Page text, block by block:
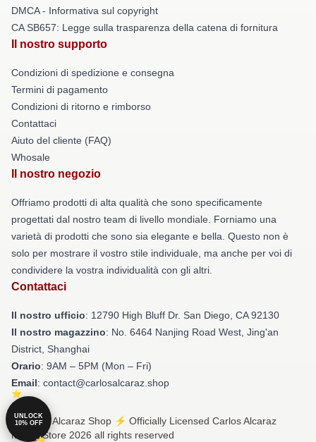
DMCA - Informativa sul copyright
CA SB657: Legge sulla trasparenza della catena di fornitura
Il nostro supporto
Condizioni di spedizione e consegna
Termini di pagamento
Condizioni di ritorno e rimborso
Contattaci
Aiuto del cliente (FAQ)
Whosale
Il nostro negozio
Offriamo prodotti di alta qualità che sono specificamente
progettati dal nostro team di livello mondiale. Forniamo una
varietà di prodotti che sono sia elegante e bella. Questo non è
solo per mostrare il vostro stile individuale, ma anche per voi di
condividere la vostra individualità con gli altri.
Contattaci
Il nostro ufficio: 12790 High Bluff Dr. San Diego, CA 92130
Il nostro magazzino: No. 6464 Nanjing Road West, Jing'an
District, Shanghai
Orario: 9AM – 5PM (Mon – Fri)
Email: contact@carlosalcaraz.shop
© Carlos Alcaraz Shop ⚡️ Officially Licensed Carlos Alcaraz
Merch Store 2026 all rights reserved
UNLOCK
10% OFF